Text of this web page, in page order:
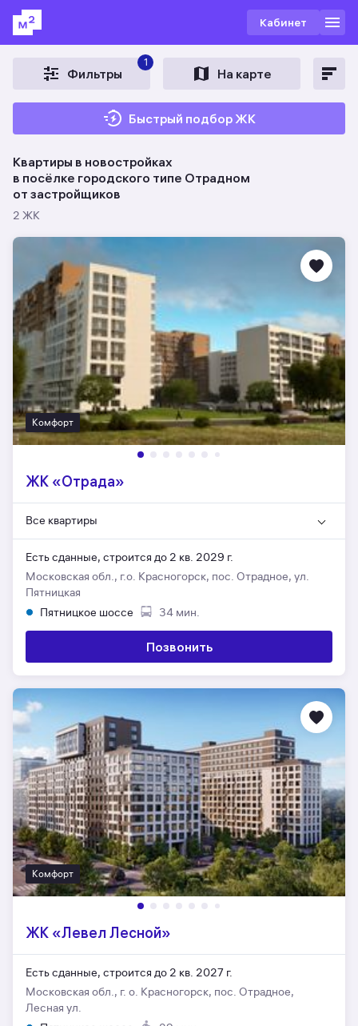
Кабинет
Фильтры
1
На карте
Быстрый подбор ЖК
Квартиры в новостройках
в посёлке городского типе Отрадном
от застройщиков
2 ЖК
Комфорт
ЖК «Отрада»
Все квартиры
Есть сданные, строится до 2 кв. 2029 г.
Московская обл., г.о. Красногорск, пос. Отрадное, ул.
Пятницкая
Пятницкое шоссе
34 мин.
Позвонить
Комфорт
ЖК «Левел Лесной»
Есть сданные, строится до 2 кв. 2027 г.
Московская обл., г. о. Красногорск, пос. Отрадное,
Лесная ул.